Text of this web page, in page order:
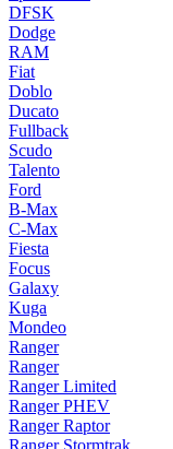
DFSK
Dodge
RAM
Fiat
Doblo
Ducato
Fullback
Scudo
Talento
Ford
B-Max
C-Max
Fiesta
Focus
Galaxy
Kuga
Mondeo
Ranger
Ranger
Ranger Limited
Ranger PHEV
Ranger Raptor
Ranger Stormtrak